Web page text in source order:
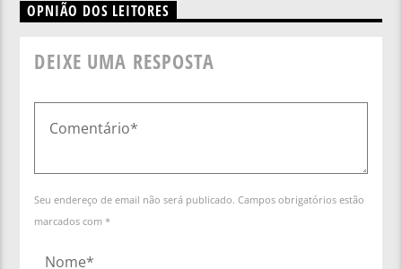
OPNIÃO DOS LEITORES
DEIXE UMA RESPOSTA
Seu endereço de email não será publicado. Campos obrigatórios estão
marcados com *